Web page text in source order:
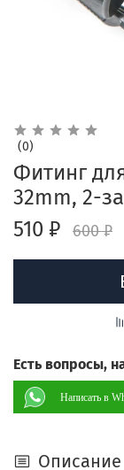
(0)
Фитинг
32mm, 2-
510 ₽
600 ₽
Есть вопросы,
Написать в
Описание